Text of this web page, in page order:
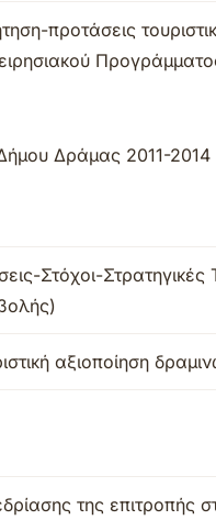
προτάσεις
Δράμας 2011-2014
Στόχοι-
αξιοποίηση
της επιτροπής